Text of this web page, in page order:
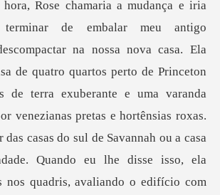
to de Princeton
de terra exuberante e uma varanda
venezianas pretas e hortênsias roxas.
das casas do sul de Savannah ou a casa